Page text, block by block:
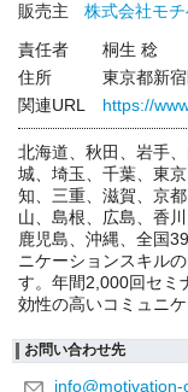
販売主
株式会社モ
責任者
桐生 稔
住所
東京都新
関連URL
https://
北海道、秋田、岩手
城、埼玉、千葉、東
知、三重、滋賀、京
山、島根、広島、香
鹿児島、沖縄、全国
ニケーションスキル
す。年間2,000回セミ
効性の高いコミュニ
お問い合わせ先